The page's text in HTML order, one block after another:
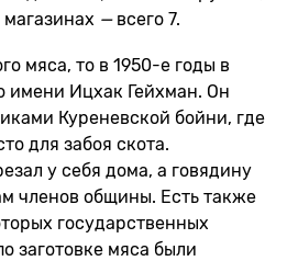
— всего 7.
мяса, то в 1950-е годы в
имени Ицхак Гейхман. Он
Куреневской бойни, где
для забоя скота.
у себя дома, а говядину
членов общины. Есть также
государственных
заготовке мяса были